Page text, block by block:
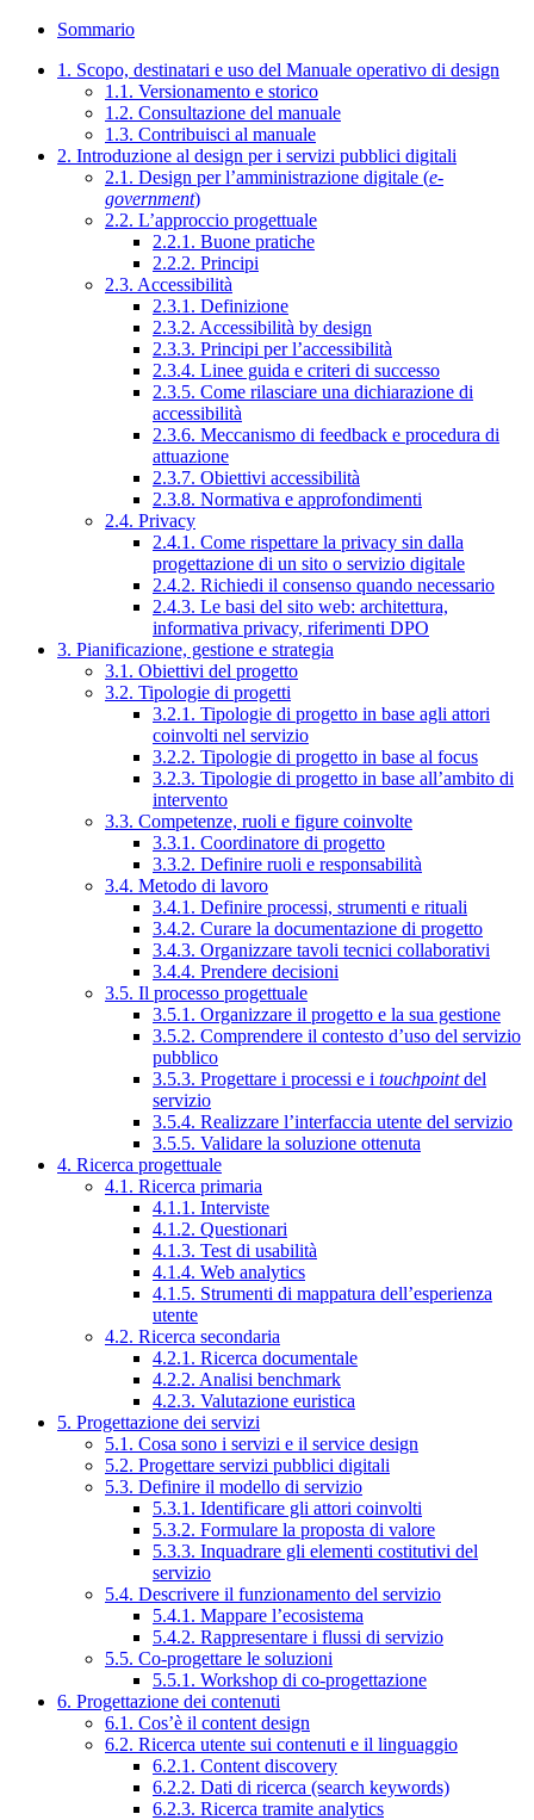
Sommario
1. Scopo, destinatari e uso del Manuale operativo di design
1.1. Versionamento e storico
1.2. Consultazione del manuale
1.3. Contribuisci al manuale
2. Introduzione al design per i servizi pubblici digitali
2.1. Design per l’amministrazione digitale (e-
government)
2.2. L’approccio progettuale
2.2.1. Buone pratiche
2.2.2. Principi
2.3. Accessibilità
2.3.1. Definizione
2.3.2. Accessibilità by design
2.3.3. Principi per l’accessibilità
2.3.4. Linee guida e criteri di successo
2.3.5. Come rilasciare una dichiarazione di
accessibilità
2.3.6. Meccanismo di feedback e procedura di
attuazione
2.3.7. Obiettivi accessibilità
2.3.8. Normativa e approfondimenti
2.4. Privacy
2.4.1. Come rispettare la privacy sin dalla
progettazione di un sito o servizio digitale
2.4.2. Richiedi il consenso quando necessario
2.4.3. Le basi del sito web: architettura,
informativa privacy, riferimenti DPO
3. Pianificazione, gestione e strategia
3.1. Obiettivi del progetto
3.2. Tipologie di progetti
3.2.1. Tipologie di progetto in base agli attori
coinvolti nel servizio
3.2.2. Tipologie di progetto in base al focus
3.2.3. Tipologie di progetto in base all’ambito di
intervento
3.3. Competenze, ruoli e figure coinvolte
3.3.1. Coordinatore di progetto
3.3.2. Definire ruoli e responsabilità
3.4. Metodo di lavoro
3.4.1. Definire processi, strumenti e rituali
3.4.2. Curare la documentazione di progetto
3.4.3. Organizzare tavoli tecnici collaborativi
3.4.4. Prendere decisioni
3.5. Il processo progettuale
3.5.1. Organizzare il progetto e la sua gestione
3.5.2. Comprendere il contesto d’uso del servizio
pubblico
3.5.3. Progettare i processi e i touchpointdel
servizio
3.5.4. Realizzare l’interfaccia utente del servizio
3.5.5. Validare la soluzione ottenuta
4. Ricerca progettuale
4.1. Ricerca primaria
4.1.1. Interviste
4.1.2. Questionari
4.1.3. Test di usabilità
4.1.4. Web analytics
4.1.5. Strumenti di mappatura dell’esperienza
utente
4.2. Ricerca secondaria
4.2.1. Ricerca documentale
4.2.2. Analisi benchmark
4.2.3. Valutazione euristica
5. Progettazione dei servizi
5.1. Cosa sono i servizi e il service design
5.2. Progettare servizi pubblici digitali
5.3. Definire il modello di servizio
5.3.1. Identificare gli attori coinvolti
5.3.2. Formulare la proposta di valore
5.3.3. Inquadrare gli elementi costitutivi del
servizio
5.4. Descrivere il funzionamento del servizio
5.4.1. Mappare l’ecosistema
5.4.2. Rappresentare i flussi di servizio
5.5. Co-progettare le soluzioni
5.5.1. Workshop di co-progettazione
6. Progettazione dei contenuti
6.1. Cos’è il content design
6.2. Ricerca utente sui contenuti e il linguaggio
6.2.1. Content discovery
6.2.2. Dati di ricerca (search keywords)
6.2.3. Ricerca tramite analytics